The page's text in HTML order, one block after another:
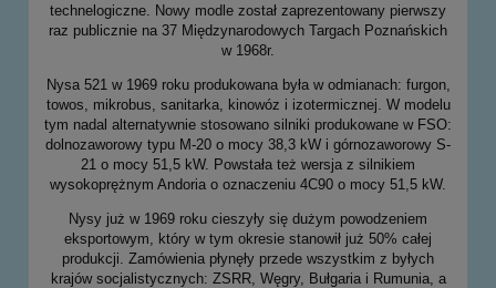
technelogiczne. Nowy modle został zaprezentowany pierwszy
raz publicznie na 37 Międzynarodowych Targach Poznańskich
w 1968r.
Nysa 521 w 1969 roku produkowana była w odmianach: furgon,
towos, mikrobus, sanitarka, kinowóz i izotermicznej. W modelu
tym nadal alternatywnie stosowano silniki produkowane w FSO:
dolnozaworowy typu M-20 o mocy 38,3 kW i górnozaworowy S-
21 o mocy 51,5 kW. Powstała też wersja z silnikiem
wysokoprężnym Andoria o oznaczeniu 4C90 o mocy 51,5 kW.
Nysy już w 1969 roku cieszyły się dużym powodzeniem
eksportowym, który w tym okresie stanowił już 50% całej
produkcji. Zamówienia płynęły przede wszystkim z byłych
krajów socjalistycznych: ZSRR, Węgry, Bułgaria i Rumunia, a